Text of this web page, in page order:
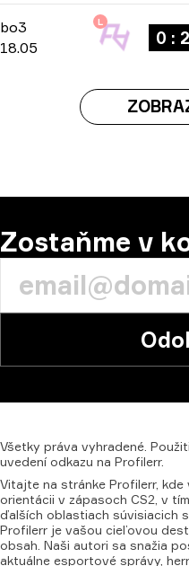
bo3 -bo3
18.05
L
0 : 2
Zostaňme v
Všetky práva vyhradené.
uvedení odkazu na Profilerr.
Vitajte na stránke Profilerr, kde
orientácii v zápasoch CS2, v
ďalších oblastiach súvisiacich
Profilerr je vašou cieľovou
obsah. Naši autori sa snažia
aktuálne esportové správy,